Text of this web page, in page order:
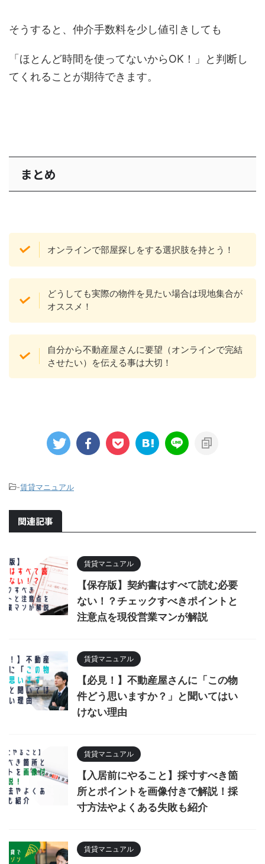
そうすると、仲介手数料を少し値引きしても
「ほとんど時間を使ってないからOK！」と判断し
てくれることが期待できます。
まとめ
オンラインで部屋探しをする選択肢を持とう！
どうしても実際の物件を見たい場合は現地集合が
オススメ！
自分から不動産屋さんに要望（オンラインで完結
させたい）を伝える事は大切！
-賃貸マニュアル
関連記事
賃貸マニュアル
【保存版】契約書はすべて読む必要
ない！？チェックすべきポイントと
注意点を現役営業マンが解説
賃貸マニュアル
【必見！】不動産屋さんに「この物
件どう思いますか？」と聞いてはい
けない理由
賃貸マニュアル
【入居前にやること】採寸すべき箇
所とポイントを画像付きで解説！採
寸方法やよくある失敗も紹介
賃貸マニュアル